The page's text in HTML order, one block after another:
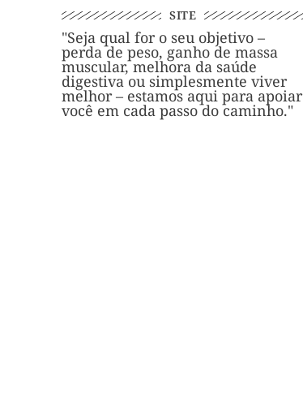
SITE
"Seja qual for o seu objetivo –
perda de peso, ganho de massa
muscular, melhora da saúde
digestiva ou simplesmente viver
melhor – estamos aqui para apoiar
você em cada passo do caminho."